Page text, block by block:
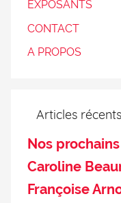
EXPOSANTS
CONTACT
A PROPOS
Articles
Nos
Caroline
Françoise